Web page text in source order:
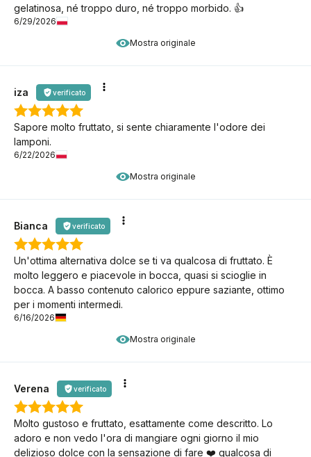
Mostra originale
gelatinosa, né troppo duro, né troppo morbido. 👍️
6/29/2026
Mostra originale
iza verificato
Sapore molto fruttato, si sente chiaramente l'odore dei
lamponi.
6/22/2026
Mostra originale
Bianca verificato
Un'ottima alternativa dolce se ti va qualcosa di fruttato. È
molto leggero e piacevole in bocca, quasi si scioglie in
bocca. A basso contenuto calorico eppure saziante, ottimo
per i momenti intermedi.
6/16/2026
Verena verificato
Molto gustoso e fruttato, esattamente come descritto. Lo
adoro e non vedo l'ora di mangiare ogni giorno il mio
delizioso dolce con la sensazione di fare ❤️ qualcosa di